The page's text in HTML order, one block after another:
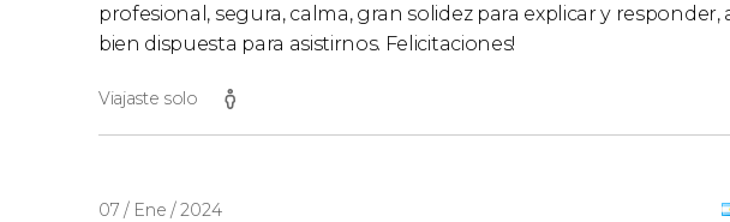
profesional, segura, calma, gran solidez para explicar y
bien dispuesta para asistirnos. Felicitaciones!
Viajaste solo
07 / Ene / 2024